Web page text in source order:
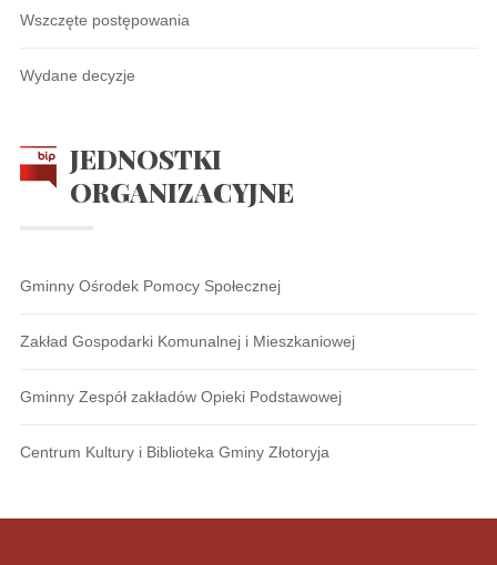
Wszczęte postępowania
Wydane decyzje
JEDNOSTKI
ORGANIZACYJNE
Gminny Ośrodek Pomocy Społecznej
Zakład Gospodarki Komunalnej i Mieszkaniowej
Gminny Zespół zakładów Opieki Podstawowej
Centrum Kultury i Biblioteka Gminy Złotoryja